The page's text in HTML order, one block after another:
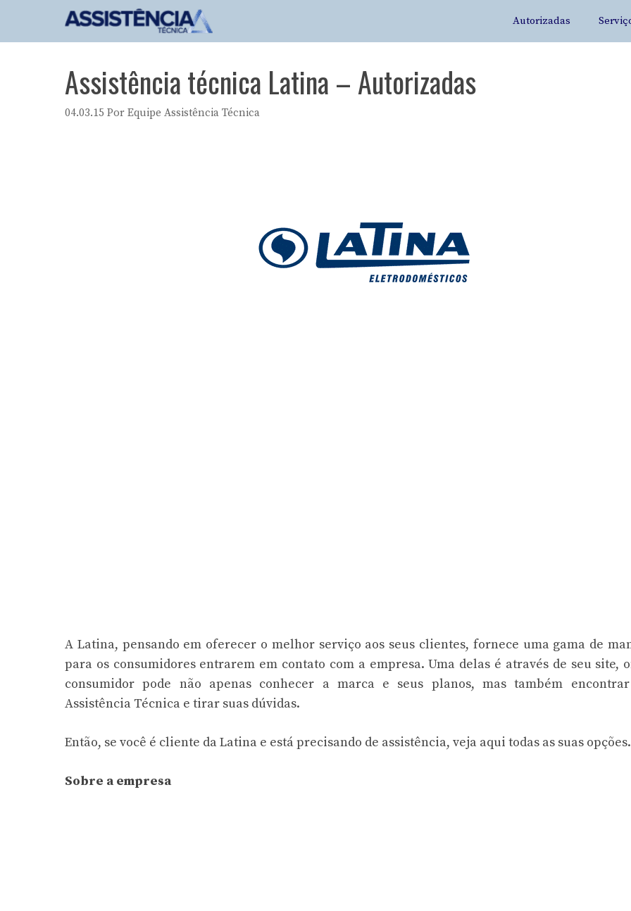
Autorizadas
Assistência técnica Latina – Autorizadas
04.03.15 Por Equipe Assistência Técnica
A Latina, pensando em oferecer o melhor serviço aos seus clientes, fornece uma gama de
para os consumidores entrarem em contato com a empresa. Uma delas é através de seu site,
consumidor pode não apenas conhecer a marca e seus planos, mas também
Assistência Técnica e tirar suas dúvidas.
Então, se você é cliente da Latina e está precisando de assistência, veja aqui todas as suas opções.
Sobre a empresa